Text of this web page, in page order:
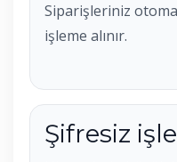
Siparişleriniz
işleme alınır.
Şifresiz